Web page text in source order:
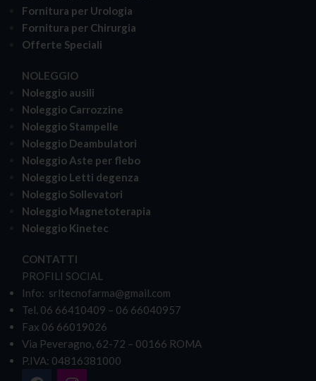
Fornitura per Urologia
Fornitura per Chirurgia
Offerte Speciali
NOLEGGIO
Noleggio ausili
Noleggio Carrozzine
Noleggio Stampelle
Noleggio Deambulatori
Noleggio Aste per flebo
Noleggio Letti degenza
Noleggio Sollevatori
Noleggio Magnetoterapia
Noleggio Kinetec
CONTATTI
PROFILI SOCIAL
Info: srltecnofarma@gmail.com
Tel. 06 66410409 – 06 66040957
Fax 06 66019026
Via Peveragno, 62-72 – 00166 ROMA
P.IVA: 04816381000